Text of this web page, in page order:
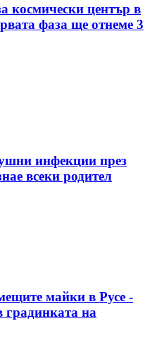
космически център в
фаза ще отнеме 3
инфекции през
всеки родител
майки в Русе -
градинката на